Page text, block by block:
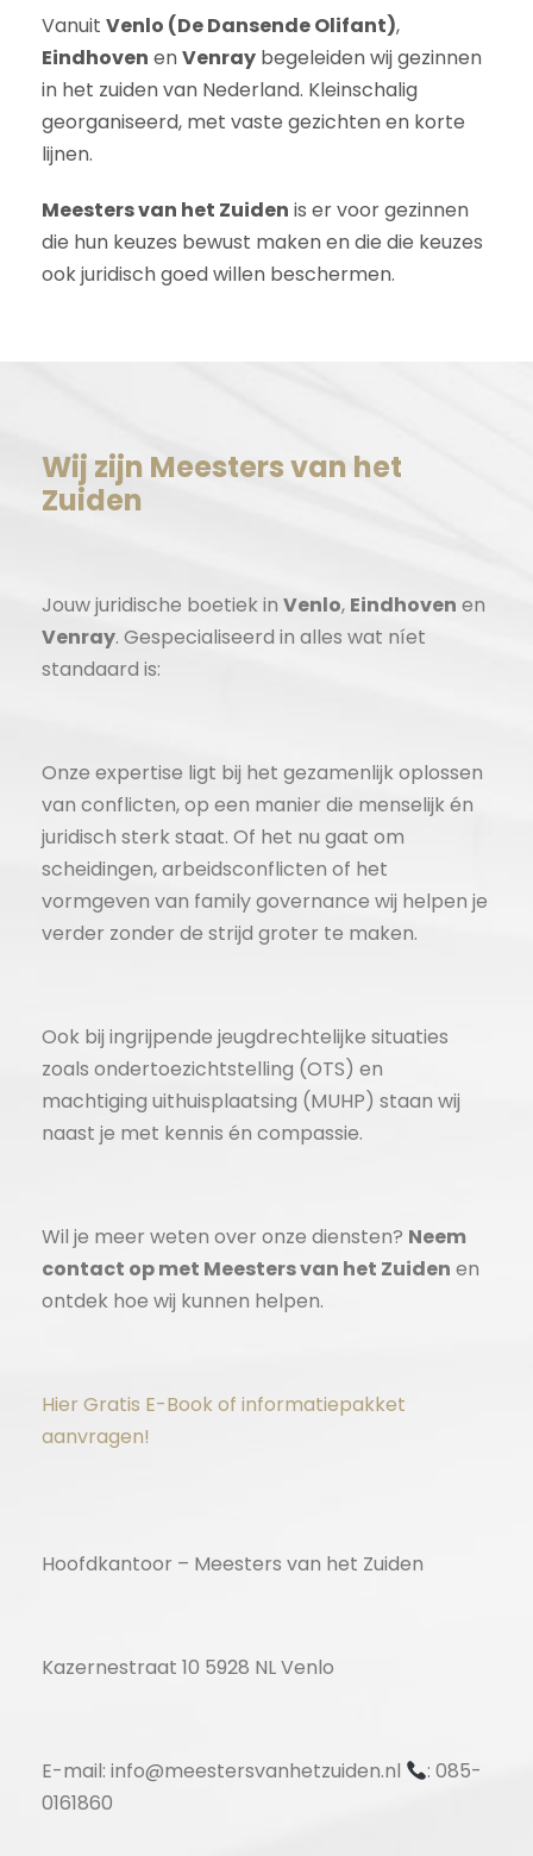
Vanuit Venlo (De Dansende Olifant),
Eindhoven enVenray begeleiden wij gezinnen
in het zuiden van Nederland. Kleinschalig
georganiseerd, met vaste gezichten en korte
lijnen.
Meesters van het Zuiden is er voor gezinnen
die hun keuzes bewust maken en die die keuzes
ook juridisch goed willen beschermen.
Wij zijn Meesters van het
Zuiden
Jouw juridische boetiek in Venlo, Eindhoven en
Venray. Gespecialiseerd in alles wat níet
standaard is:
Onze expertise ligt bij het gezamenlijk oplossen
van conflicten, op een manier die menselijk én
juridisch sterk staat. Of het nu gaat om
scheidingen, arbeidsconflicten of het
vormgeven van family governance wij helpen je
verder zonder de strijd groter te maken.
Ook bij ingrijpende jeugdrechtelijke situaties
zoals ondertoezichtstelling (OTS) en
machtiging uithuisplaatsing (MUHP) staan wij
naast je met kennis én compassie.
Wil je meer weten over onze diensten? Neem
contact op met Meesters van het Zuiden en
ontdek hoe wij kunnen helpen.
Hier Gratis E-Book of informatiepakket
aanvragen!
Hoofdkantoor – Meesters van het Zuiden
Kazernestraat 10 5928 NL Venlo
E-mail: info@meestersvanhetzuiden.nl
: 085-
0161860